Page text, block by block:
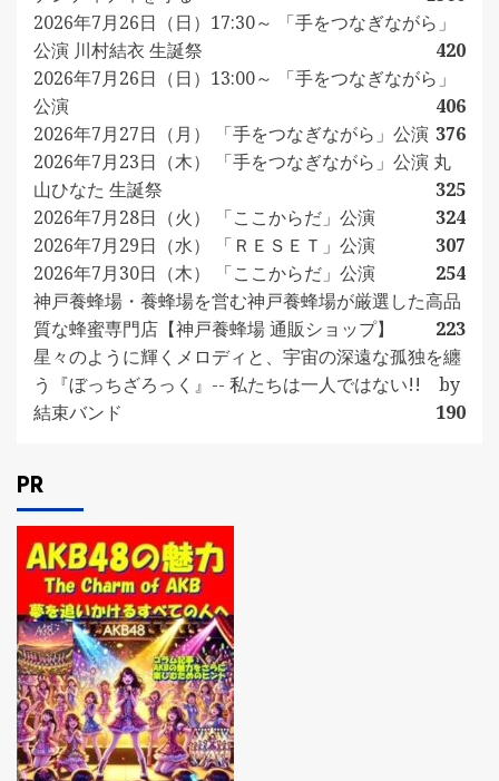
2026年7月26日（日）17:30～ 「手をつなぎながら」
公演 川村結衣 生誕祭
420
2026年7月26日（日）13:00～ 「手をつなぎながら」
公演
406
2026年7月27日（月） 「手をつなぎながら」公演 376
2026年7月23日（木） 「手をつなぎながら」公演 丸
山ひなた 生誕祭
325
2026年7月28日（火） 「ここからだ」公演
324
2026年7月29日（水） 「ＲＥＳＥＴ」公演
307
2026年7月30日（木） 「ここからだ」公演
254
神戸養蜂場・養蜂場を営む神戸養蜂場が厳選した高品
質な蜂蜜専門店【神戸養蜂場 通販ショップ】
223
星々のように輝くメロディと、宇宙の深遠な孤独を纏
う『ぼっちざろっく』-- 私たちは一人ではない!! by
結束バンド
190
PR